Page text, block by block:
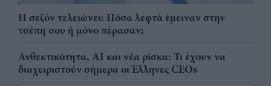
Η σεζόν τελειώνει: Πόσα λεφτά έμειναν στην
τσέπη σου ή μόνο πέρασαν;
Ανθεκτικότητα, AI και νέα ρίσκα: Τι έχουν να
διαχειριστούν σήμερα οι Έλληνες CEOs